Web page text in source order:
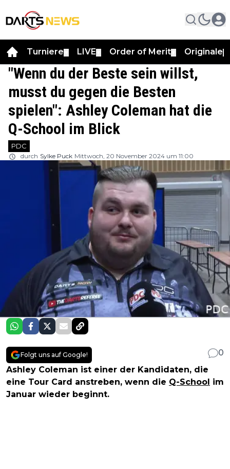
Turniere LIVE Order of Merit Originale
"Wenn du der Beste sein willst,
musst du gegen die Besten
spielen": Ashley Coleman hat die
Q-School im Blick
PDC
durch Sylke Puck Mittwoch, 20 November 2024 um 11:00
Folgt uns auf Google!
0
Ashley Coleman ist einer der Kandidaten, die
eine Tour Card anstreben, wenn die Q-School im
Januar wieder beginnt.